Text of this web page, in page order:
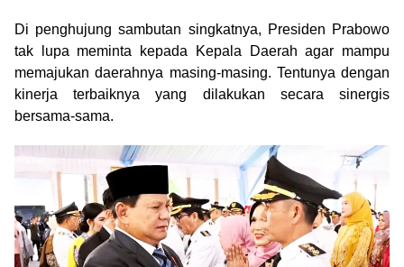
Di penghujung sambutan singkatnya, Presiden Prabowo
tak lupa meminta kepada Kepala Daerah agar mampu
memajukan daerahnya masing-masing. Tentunya dengan
kinerja terbaiknya yang dilakukan secara sinergis
bersama-sama.